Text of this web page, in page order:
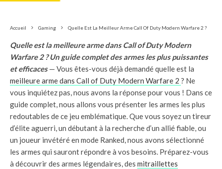
Accueil Gaming Quelle Est La Meilleur Arme Call Of Duty Modern Warfare 2 ?
Quelle est la meilleure arme dans Call of Duty Modern
Warfare 2 ? Un guide complet des armes les plus puissantes
et efficaces — Vous êtes-vous déjà demandé quelle est la
meilleure arme dans Call of Duty Modern Warfare 2 ? Ne
vous inquiétez pas, nous avons la réponse pour vous ! Dans ce
guide complet, nous allons vous présenter les armes les plus
redoutables de ce jeu emblématique. Que vous soyez un tireur
d’élite aguerri, un débutant à la recherche d’un allié fiable, ou
un joueur invétéré en mode Ranked, nous avons sélectionné
les armes qui sauront répondre à vos besoins. Préparez-vous
à découvrir des armes légendaires, des mitraillettes